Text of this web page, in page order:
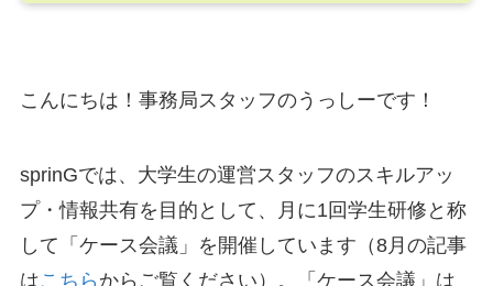
こんにちは！事務局スタッフのうっしーです！
sprinGでは、大学生の運営スタッフのスキルアッ
プ・情報共有を目的として、月に1回学生研修と称
して「ケース会議」を開催しています（8月の記事
はこちら からご覧ください）。「ケース会議」は